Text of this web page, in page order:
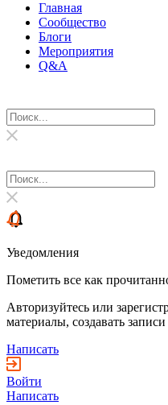
Главная
Сообщество
Блоги
Мероприятия
Q&A
Уведомления
Пометить все как
Авторизуйтесь или
материалы, создавать
Написать
Войти
Написать